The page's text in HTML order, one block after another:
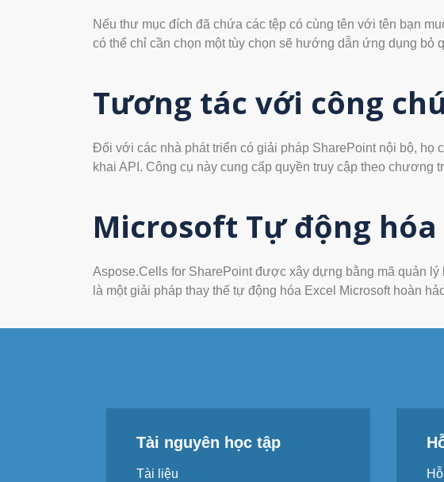
Nếu thư mục đích đã chứa các tệp có cùng tên với tên bạn
có thể chỉ cần chọn một tùy chọn sẽ hướng dẫn ứng dụng bỏ
Tương tác với công
Đối với các nhà phát triển có giải pháp SharePoint nội bộ, họ
khai API. Công cụ này cung cấp quyền truy cập theo
Microsoft Tự động
Aspose.Cells for SharePoint được xây dựng bằng mã quản
là một giải pháp thay thế tự động hóa Excel Microsoft hoàn
Tài nguyên học tập
Tài liệu